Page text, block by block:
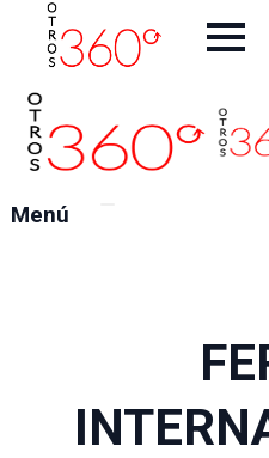
Menú
Artistas
Galeria
Exposiciones
360